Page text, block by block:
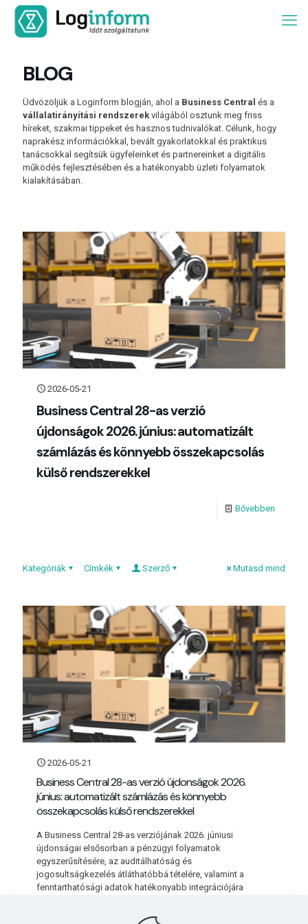
BLOG
Üdvözöljük a Loginform blogján, ahol a Business Central és a
vállalatirányítási rendszerek világából osztunk meg friss
híreket, szakmai tippeket és hasznos tudnivalókat. Célunk, hogy
naprakész információkkal, bevált gyakorlatokkal és praktikus
tanácsokkal segítsük ügyfeleinket és partnereinket a digitális
működés fejlesztésében és a hatékonyabb üzleti folyamatok
kialakításában.
2026-05-21
Business Central 28-as verzió
újdonságok 2026. június: automatizált
számlázás és könnyebb összekapcsolás
külső rendszerekkel
Bővebben
Kategóriák Címkék Szerző Mutasd mind
2026-05-21
Business Central 28-as verzió újdonságok 2026.
június: automatizált számlázás és könnyebb
összekapcsolás külső rendszerekkel
A Business Central 28-as verziójának 2026. júniusi
újdonságai elsősorban a pénzügyi folyamatok
egyszerűsítésére, az auditálhatóság és
jogosultságkezelés átláthatóbbá tételére, valamint a
fenntarthatósági adatok hatékonyabb integrációjára